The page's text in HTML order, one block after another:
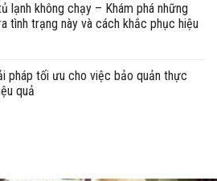
lạnh không chạy – Khám phá những
tình trạng này và cách khắc phục hiệu
pháp tối ưu cho việc bảo quản thực
quả